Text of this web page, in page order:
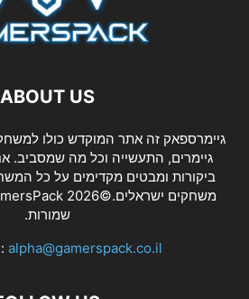
ABOUT US
גיימרספאק זה אתר המוקדש כולו
גיימרים, התעשייה וכל מה שמסביב.
ביקורות ומבטים מקדימים על כל
שמורות.
alpha@gamerspack.co.il